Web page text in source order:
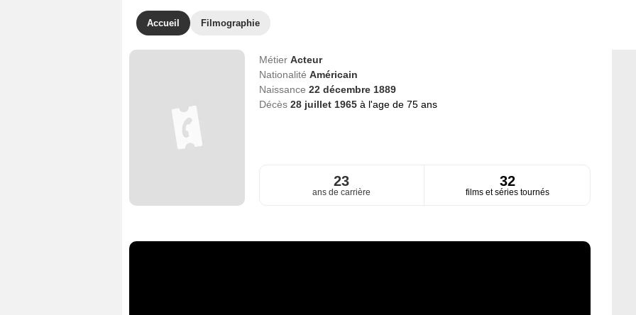
Accueil Filmographie
Métier Acteur
Nationalité Américain
Naissance 22 décembre 1889
Décès 28 juillet 1965 à l'age de 75 ans
23
ans de carrière
32
films et séries tournés